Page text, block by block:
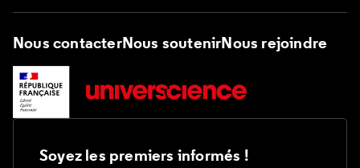
Nous contacterNous soutenirNous rejoindre
Soyez les premiers informés !